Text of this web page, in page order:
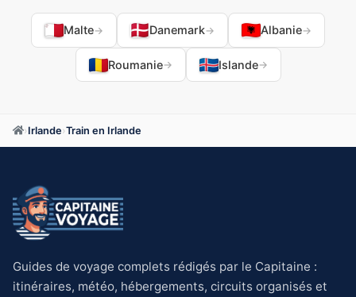
Malte→ Danemark→ Albanie→
Roumanie→ Islande→
› Irlande›Train en Irlande
Guides de voyage complets rédigés par le Capitaine :
itinéraires, météo, hébergements, circuits organisés et